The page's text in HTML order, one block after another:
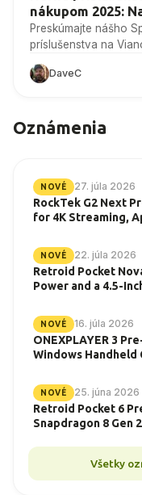
nákupom 2025:
Preskúmajte nášho
príslušenstva na
ponuky na eGPU,
ešte dnes!
DaveC
Oznámenia
NOVÉ 27. júla 2026
RockTek G2 Next
for 4K Streaming,
NOVÉ 22. júla 2026
Retroid Pocket
Power and a 4.5-
NOVÉ 16. júla 2026
ONEXPLAYER 3
Windows Handheld
NOVÉ 25. júna 2026
Retroid Pocket 6
Snapdragon 8 Gen
Všetky